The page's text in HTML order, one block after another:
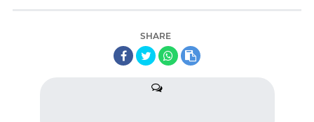
SHARE